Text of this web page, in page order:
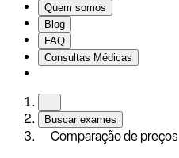
Quem somos
Blog
FAQ
Consultas Médicas
Buscar exames
Comparação de preços